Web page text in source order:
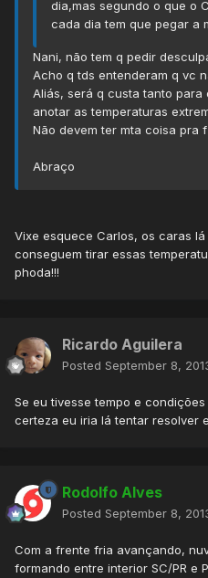
dia,mas segundo o que o
cada dia tem que pegar a
Nani, não tem q pedir
Acho q tds entenderam q vc
Aliás, será q custa tanto para
anotar as temperaturas
Não devem ter mta coisa pra
Abraço
Vixe esquece Carlos, os caras
conseguem tirar essas
phoda!!!
Ricardo Aguilera
Posted September 8,
Se eu tivesse tempo e
certeza eu iria lá tentar resolver
Rodolfo Alves
Posted September 8,
Com a frente fria avançando,
formando entre interior SC/PR e